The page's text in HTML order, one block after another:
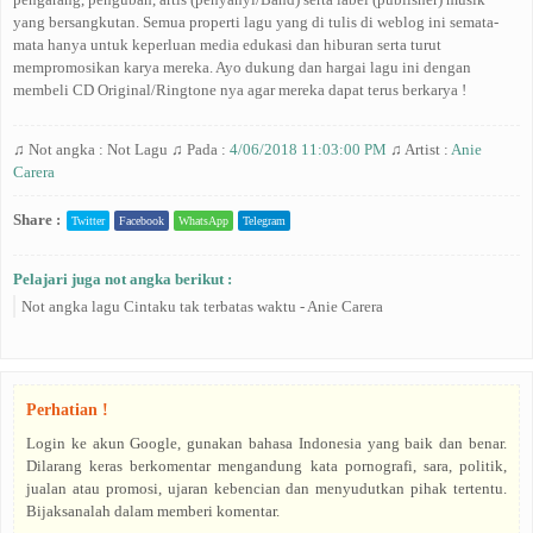
yang bersangkutan. Semua properti lagu yang di tulis di weblog ini semata-
mata hanya untuk keperluan media edukasi dan hiburan serta turut
mempromosikan karya mereka. Ayo dukung dan hargai lagu ini dengan
membeli CD Original/Ringtone nya agar mereka dapat terus berkarya !
♫ Not angka : Not Lagu ♫ Pada : 4/06/2018 11:03:00 PM ♫ Artist : Anie
Carera
Share : Twitter Facebook WhatsApp Telegram
Pelajari juga not angka berikut :
Not angka lagu Cintaku tak terbatas waktu - Anie Carera
Perhatian !
Login ke akun Google, gunakan bahasa Indonesia yang baik dan benar.
Dilarang keras berkomentar mengandung kata pornografi, sara, politik,
jualan atau promosi, ujaran kebencian dan menyudutkan pihak tertentu.
Bijaksanalah dalam memberi komentar.